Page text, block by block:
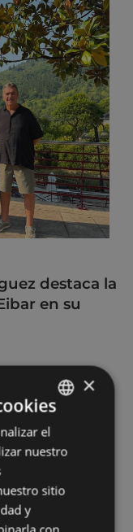
destaca la
en su
BASQUE
SPANISH
×
el
nuestro
sitio
y
con